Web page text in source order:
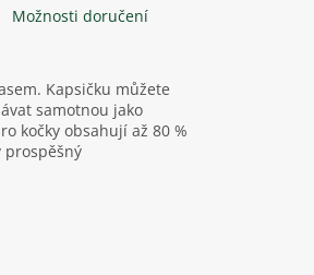
Možnosti doručení
Kapsičku můžete
samotnou jako
kočky obsahují až 80 %
prospěšný